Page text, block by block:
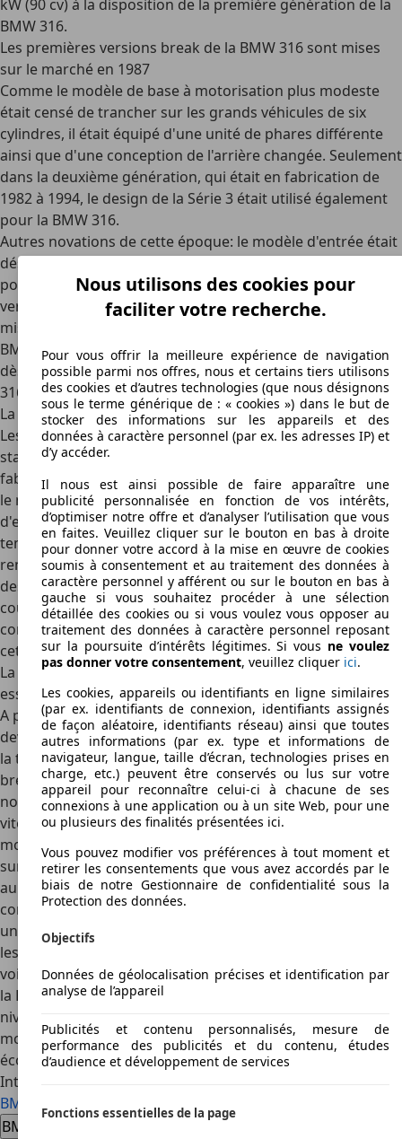
kW (90 cv) à la disposition de la première génération de la
BMW 316.
Les premières versions break de la BMW 316 sont mises
sur le marché en 1987
Comme le modèle de base à motorisation plus modeste
était censé de trancher sur les grands véhicules de six
cylindres, il était équipé d'une unité de phares différente
ainsi que d'une conception de l'arrière changée. Seulement
dans la deuxième génération, qui était en fabrication de
1982 à 1994, le design de la Série 3 était utilisé également
pour la BMW 316.
Autres novations de cette époque: le modèle d'entrée était
désormais disponible non seulement en berline à deux
portes, mais encore en voiture à quatre portes ainsi qu'en
version break, qui dans l'année de fabrication 1987 était
mis sur le marché avec injection directe sous le nom de
BMW 316i et ainsi consacrait une novation technique qui
dès lors a également été employée pour les autres BMW
316.
La BMW 316 comme coupé et berline à hayon
Les systèmes d'injection directe plus sportifs devenaient
standard dans la troisième génération du modèle,
fabriquée de 1990 jusqu'à l'année 2000 et revalorisée avec
le nom de BMW 316i. Comme le modèle à motorisation
d'entrée faisait de bons chiffres, la technologie était à ce
temps combinée avec d'autres formes de carrosserie, qui
rendaient encore plus différenciée la Série 3. Outre que
des berlines et des breaks, la BMW 316 était disponible en
coupé et en version à trois portes et hayon, qui était
commercialisée comme BMW 316 Compact. Les moteurs à
cette époque faisaient jusqu'à 75 kW (102 ch).
La génération la plus nouvelle de la BMW 316 à moteurs
essence et diesel
A partir de l'année de construction 2001, la BMW 316
devenait encore plus sportive, et ceci avec l'introduction de
la technologie turbo dans le modèle de base des berlines,
breaks et Compact. Avec la propulsion de 85 kW (115 cv)
nouvelle, la BMW 316 dépassait pour la première fois une
vitesse maximale de 200km/h. Dans la génération des
modèles de l'année 2007, la BMW 316 a reçu un moteur
surmené avec désormais 90 kW (122 cv), qui l'élevait quasi
au niveau de performance de la BMW 318. Dans l'année de
construction 2009, la BMW 316 célébrait sa première avec
un agrégat diesel qui était introduit au programme pour
les berlines et les breaks en tant que version d'entrée des
voitures à allumage spontanée. Le moteur diesel équipait
la BMW 316 de jusqu'à 85 kW (115 cv) et était avec des
niveaux de consommation de 4,5 litres (118g/km CO2) en
moyenne un des modèles de la Série 3 les plus
économiques.
Intéressé par l'BMW 316
BMW 316 voiture d'occasion BMW 316 nouvelle voiture
BMW 316 offres concessionnaire
Nous utilisons des cookies pour
faciliter votre recherche.
Pour vous offrir la meilleure expérience de navigation
possible parmi nos offres, nous et certains tiers utilisons
des cookies et d’autres technologies (que nous désignons
sous le terme générique de : « cookies ») dans le but de
stocker des informations sur les appareils et des
données à caractère personnel (par ex. les adresses IP) et
d’y accéder.
Il nous est ainsi possible de faire apparaître une
publicité personnalisée en fonction de vos intérêts,
d’optimiser notre offre et d’analyser l’utilisation que vous
en faites. Veuillez cliquer sur le bouton en bas à droite
pour donner votre accord à la mise en œuvre de cookies
soumis à consentement et au traitement des données à
caractère personnel y afférent ou sur le bouton en bas à
gauche si vous souhaitez procéder à une sélection
détaillée des cookies ou si vous voulez vous opposer au
traitement des données à caractère personnel reposant
sur la poursuite d’intérêts légitimes. Si vous ne voulez
pas donner votre consentement, veuillez cliquer ici.
Les cookies, appareils ou identifiants en ligne similaires
(par ex. identifiants de connexion, identifiants assignés
de façon aléatoire, identifiants réseau) ainsi que toutes
autres informations (par ex. type et informations de
navigateur, langue, taille d’écran, technologies prises en
charge, etc.) peuvent être conservés ou lus sur votre
appareil pour reconnaître celui-ci à chacune de ses
connexions à une application ou à un site Web, pour une
ou plusieurs des finalités présentées ici.
Vous pouvez modifier vos préférences à tout moment et
retirer les consentements que vous avez accordés par le
biais de notre Gestionnaire de confidentialité sous la
Protection des données.
Objectifs
Données de géolocalisation précises et identification par
analyse de l’appareil
Publicités et contenu personnalisés, mesure de
performance des publicités et du contenu, études
d’audience et développement de services
Fonctions essentielles de la page